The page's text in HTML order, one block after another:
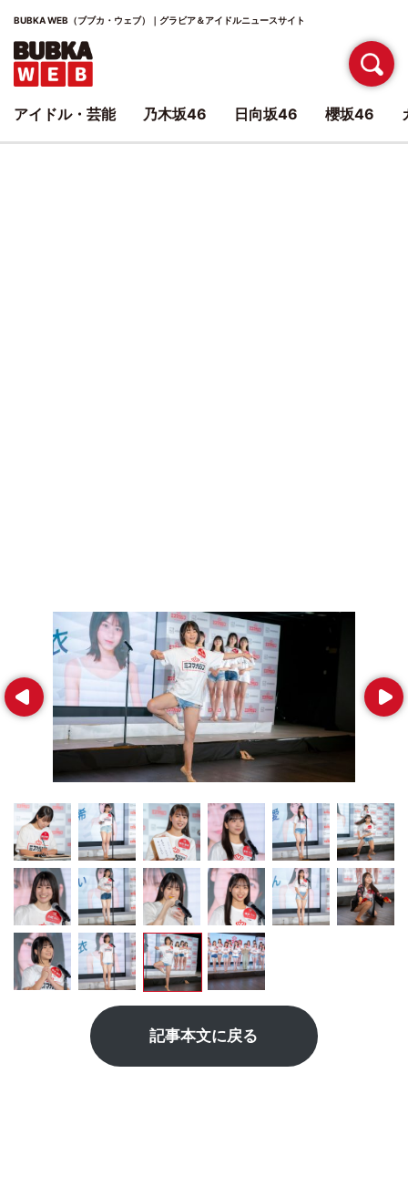
BUBKA WEB（ブブカ・ウェブ）｜グラビア＆アイドルニュースサイト
Prev Next
記事本文に戻る
アイドル・芸能 乃木坂46 日向坂46 櫻坂46